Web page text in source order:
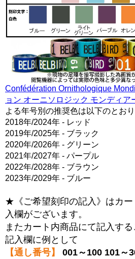
Confédération Ornithologique
ョン オーニソロジック モンディア
よる年号別の推奨色は以下のとおり
2018年/2024年 - レッド
2019年/2025年 - ブラック
2020年/2026年 - グリーン
2021年/2027年 - パープル
2022年/2028年 - ブラウン
2023年/2029年 - ブルー
★《ご希望刻印の記入》はカ
入欄がございます。
またカート内商品にて記入する
記入欄に例として
【通し番号】
001～100 101～